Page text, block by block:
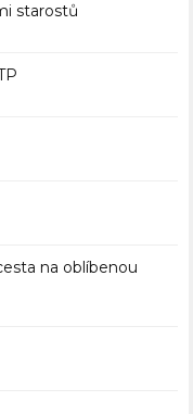
starostů
na oblíbenou